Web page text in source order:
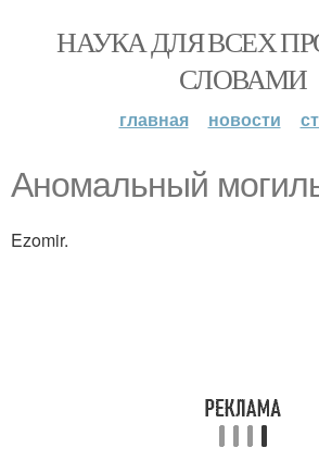
НАУКА ДЛЯ ВСЕХ
СЛОВАМИ
главная новости
Аномальный
Ezomir.